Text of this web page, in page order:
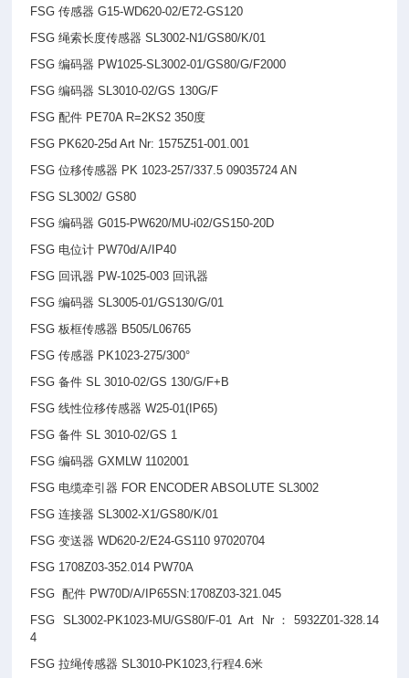
FSG传感器 G15-WD620-02/E72-GS120
FSG绳索长度传感器 SL3002-N1/GS80/K/01
FSG编码器 PW1025-SL3002-01/GS80/G/F2000
FSG编码器 SL3010-02/GS 130G/F
FSG配件 PE70A R=2KS2 350度
FSG PK620-25d Art Nr: 1575Z51-001.001
FSG位移传感器 PK 1023-257/337.5 09035724 AN
FSG SL3002/ GS80
FSG编码器 G015-PW620/MU-i02/GS150-20D
FSG 电位计 PW70d/A/IP40
FSG 回讯器 PW-1025-003 回讯器
FSG编码器 SL3005-01/GS130/G/01
FSG板框传感器 B505/L06765
FSG传感器 PK1023-275/300°
FSG备件 SL 3010-02/GS 130/G/F+B
FSG线性位移传感器 W25-01(IP65)
FSG备件 SL 3010-02/GS 1
FSG编码器 GXMLW 1102001
FSG 电缆牵引器 FOR ENCODER ABSOLUTE SL3002
FSG连接器 SL3002-X1/GS80/K/01
FSG变送器 WD620-2/E24-GS110 97020704
FSG 1708Z03-352.014 PW70A
FSG配件 PW70D/A/IP65SN:1708Z03-321.045
FSG SL3002-PK1023-MU/GS80/F-01 Art Nr：5932Z01-328.14
4
FSG拉绳传感器 SL3010-PK1023,行程4.6米